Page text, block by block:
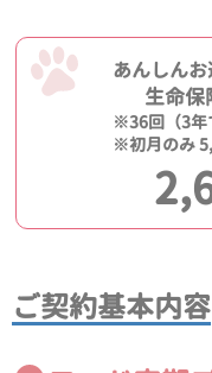
あんしん
生命保
※36回（3年
※初月のみ
ご契約基本内容